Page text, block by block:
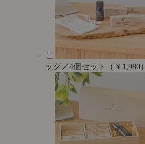
ック／4個セット（￥1,980）